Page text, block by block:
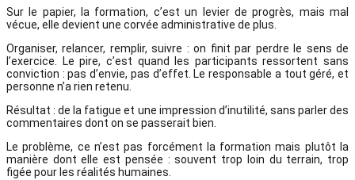
Sur le papier, la formation, c’est un levier de progrès, mais mal
vécue, elle devient une corvée administrative de plus.
Organiser, relancer, remplir, suivre : on finit par perdre le sens de
l’exercice. Le pire, c’est quand les participants ressortent sans
conviction : pas d’envie, pas d’effet. Le responsable a tout géré, et
personne n’a rien retenu.
Résultat : de la fatigue et une impression d’inutilité, sans parler des
commentaires dont on se passerait bien.
Le problème, ce n’est pas forcément la formation mais plutôt la
manière dont elle est pensée : souvent trop loin du terrain, trop
figée pour les réalités humaines.